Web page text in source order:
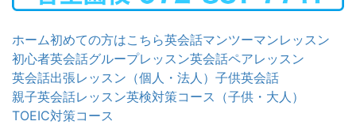
ホーム初めての方はこちら英会話マンツーマンレッスン
初心者英会話グループレッスン英会話ペアレッスン
英会話出張レッスン（個人・法人） 子供英会話
親子英会話レッスン英検対策コース（子供・大人）
TOEIC対策コース